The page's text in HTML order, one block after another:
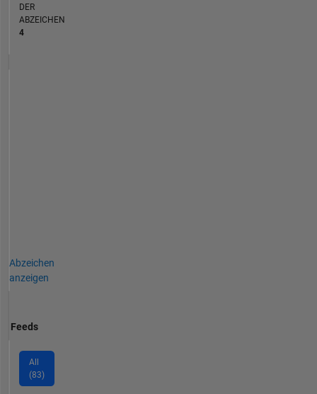
DER
ABZEICHEN
4
Abzeichen
anzeigen
Feeds
All
(83)